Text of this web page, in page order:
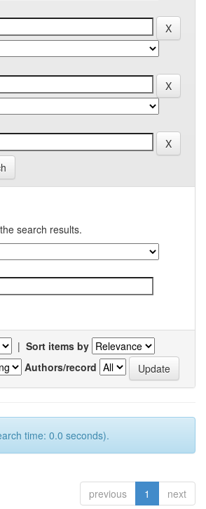
search results.
| Sort items by
Authors/record
time: 0.0 seconds).
previous 1 next